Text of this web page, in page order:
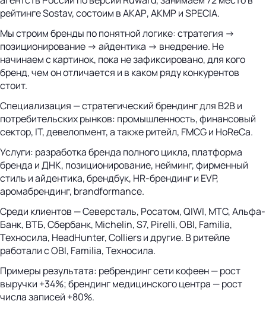
рейтинге Sostav, состоим в АКАР, АКМР и SPECIA.
Мы строим бренды по понятной логике: стратегия →
позиционирование → айдентика → внедрение. Не
начинаем с картинок, пока не зафиксировано, для кого
бренд, чем он отличается и в каком ряду конкурентов
стоит.
Специализация — стратегический брендинг для B2B и
потребительских рынков: промышленность, финансовый
сектор, IT, девелопмент, а также ритейл, FMCG и HoReCa.
Услуги: разработка бренда полного цикла, платформа
бренда и ДНК, позиционирование, нейминг, фирменный
стиль и айдентика, брендбук, HR-брендинг и EVP,
аромабрендинг, brandformance.
Среди клиентов — Северсталь, Росатом, QIWI, МТС, Альфа-
Банк, ВТБ, Сбербанк, Michelin, S7, Pirelli, OBI, Familia,
Техносила, HeadHunter, Colliers и другие. В ритейле
работали с OBI, Familia, Техносила.
Примеры результата: ребрендинг сети кофеен — рост
выручки +34%; брендинг медицинского центра — рост
числа записей +80%.